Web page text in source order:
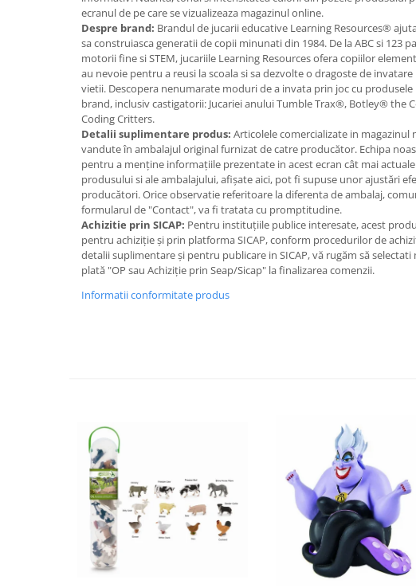
Jucarii cu cifre
Seturi Numberblocks
Jucarii de motricitate
Jucarii fructe si legume
Puzzle incastru
Puzzle de podea
Jucarii bebelusi
Jucarii de baie
Jucarii senzoriale
Jocuri educative
Jocuri Magnetice
Jocuri de societate
Jocuri de logica
Jocuri de memorie
ecranul de pe care se vizualizeaza magazinul online.
Despre brand: Brandul de jucarii educative Learning Resources®
sa construiasca generatii de copii minunati din 1984. De la ABC si 123
motorii fine si STEM, jucariile Learning Resources ofera copiilor
au nevoie pentru a reusi la scoala si sa dezvolte o dragoste de
vietii. Descopera nenumarate moduri de a invata prin joc cu
brand, inclusiv castigatorii: Jucariei anului Tumble Trax®, Botley® the
Coding Critters.
Detalii suplimentare produs: Articolele comercializate in magazinul
vandute în ambalajul original furnizat de catre producător. Echipa
pentru a menține informațiile prezentate in acest ecran cât mai
produsului si ale ambalajului, afișate aici, pot fi supuse unor ajustări
producători. Orice observatie referitoare la diferenta de ambalaj,
formularul de "Contact", va fi tratata cu promptitudine.
Achizitie prin SICAP: Pentru instituțiile publice interesate, acest
pentru achiziție și prin platforma SICAP, conform procedurilor de
detalii suplimentare și pentru publicare in SICAP, vă rugăm să
plată "OP sau Achiziție prin Seap/Sicap" la finalizarea comenzii.
Informatii conformitate produs